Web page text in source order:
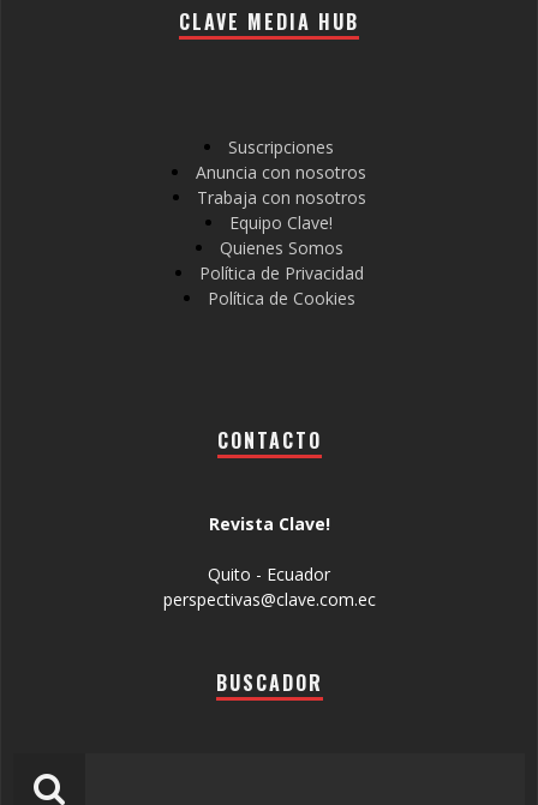
CLAVE MEDIA HUB
Suscripciones
Anuncia con nosotros
Trabaja con nosotros
Equipo Clave!
Quienes Somos
Política de Privacidad
Política de Cookies
CONTACTO
Revista Clave!
Quito - Ecuador
perspectivas@clave.com.ec
BUSCADOR